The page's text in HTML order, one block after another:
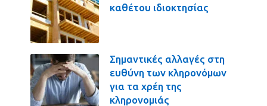
καθέτου ιδιοκτησίας
Σημαντικές αλλαγές στη
ευθύνη των κληρονόμων
για τα χρέη της
κληρονομιάς